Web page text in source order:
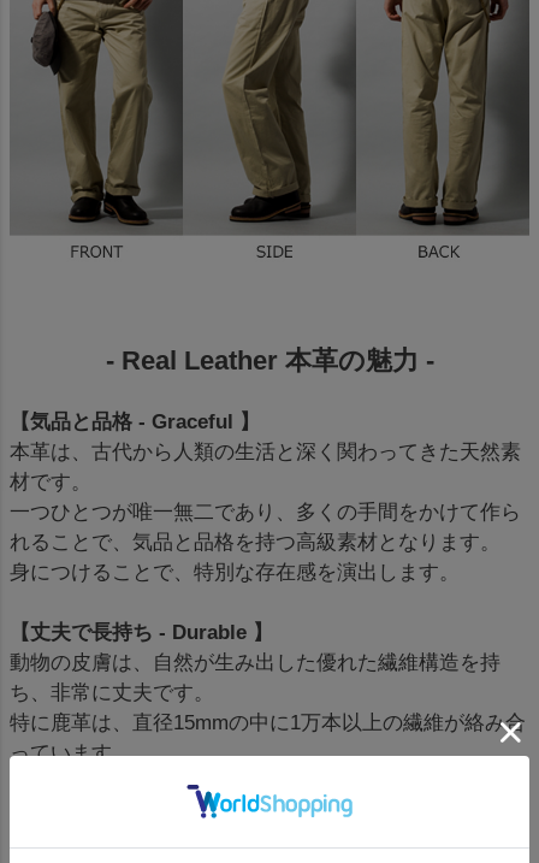
- Real Leather 本革の魅力 -
【気品と品格 - Graceful 】
本革は、古代から人類の生活と深く関わってきた天然素
材です。
一つひとつが唯一無二であり、多くの手間をかけて作ら
れることで、気品と品格を持つ高級素材となります。
身につけることで、特別な存在感を演出します。
【丈夫で長持ち - Durable 】
動物の皮膚は、自然が生み出した優れた繊維構造を持
ち、非常に丈夫です。
特に鹿革は、直径15mmの中に1万本以上の繊維が絡み合
っています。
良質な革は、適切な製造とオイルの浸透により、簡単な
お手入れで長く使用できます。